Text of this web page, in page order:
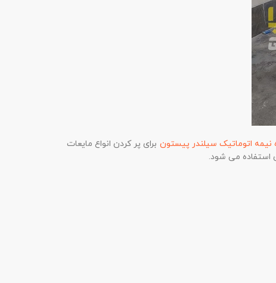
نیمه اتوماتیک سیلندر پیستون برای پر کردن انواع مایعات
استفاده می شود.